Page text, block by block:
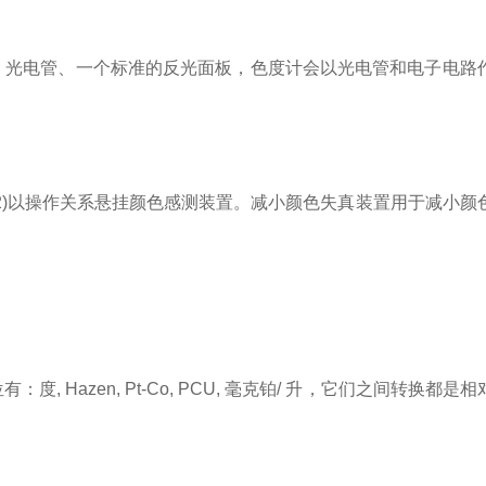
电管、一个标准的反光面板，色度计会以光电管和电子电路
操作关系悬挂颜色感测装置。减小颜色失真装置用于减小颜
：度, Hazen, Pt-Co, PCU, 毫克铂/ 升，它们之间转换都是相